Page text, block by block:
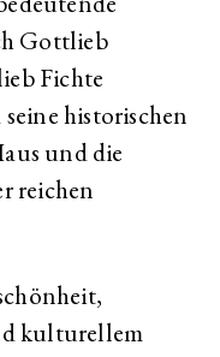
Gottlieb
Fichte
historischen
und die
reichen
kulturellem